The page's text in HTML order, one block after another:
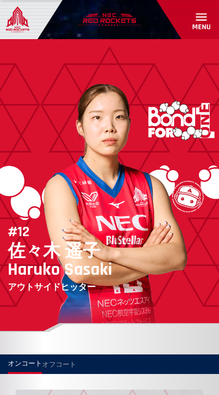
初めて観戦ガイド
アカデミー・スクール紹介/入会受付
パートナーシップ
パートナー一覧
パートナーシップのご案内
共創自動販売機
グッズショップ
RED ROCKETS GEAR STORE
よくあるご質問
お問い合わせ
#12
佐々木遥子
HarukoSasaki
アウトサイドヒッター
オンコート オフコート